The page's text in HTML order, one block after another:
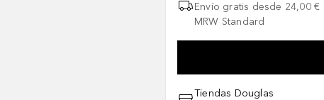
Envío gratis desde 24,00 €
MRW Standard
Tiendas Douglas